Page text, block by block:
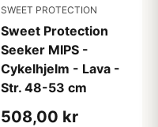
SWEET PROTECTION
Sweet Protection
Seeker MIPS -
Cykelhjelm - Lava -
Str. 48-53 cm
508,00 kr